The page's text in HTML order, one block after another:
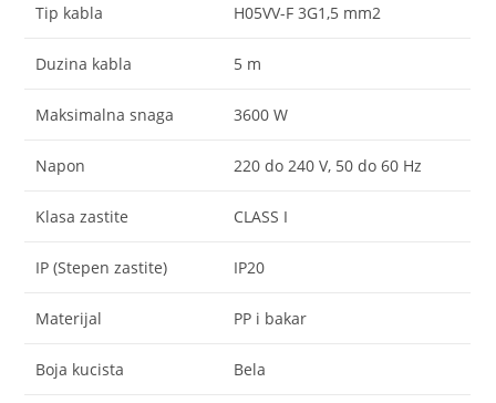
Tip kabla H05VV-F 3G1,5 mm2
Duzina kabla 5 m
Maksimalna snaga 3600 W
Napon 220 do 240 V, 50 do 60 Hz
Klasa zastite CLASS I
IP (Stepen zastite) IP20
Materijal PP i bakar
Boja kucista Bela